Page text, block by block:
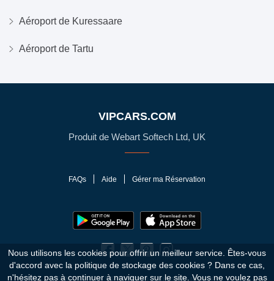
Aéroport de Kuressaare
Aéroport de Tartu
VIPCARS.COM
Produit de Webart Softech Ltd, UK
FAQs Aide Gérer ma Réservation
Nous utilisons les cookies pour offrir un meilleur service. Êtes-vous
d'accord avec la politique de stockage des cookies ? Dans ce cas,
n'hésitez pas à continuer à naviguer sur le site. Vous ne voulez pas